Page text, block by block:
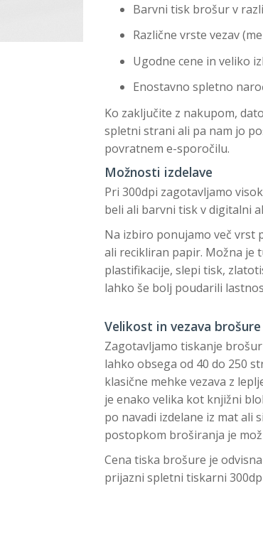
Barvni tisk brošur v
Različne vrste vezav
Ugodne cene in veliko
Enostavno spletno
Ko zaključite z nakupom,
spletni strani ali pa nam jo
povratnem e-sporočilu.
Možnosti izdelave
Pri 300dpi zagotavljamo
beli ali barvni tisk v digitalni
Na izbiro ponujamo več vrst
ali recikliran papir. Možna je
plastifikacije, slepi tisk,
lahko še bolj poudarili
Velikost in vezava brošure
Zagotavljamo tiskanje
lahko obsega od 40 do 250
klasične mehke vezava z
je enako velika kot knjižni
po navadi izdelane iz mat ali
postopkom broširanja je
Cena tiska brošure je
prijazni spletni tiskarni